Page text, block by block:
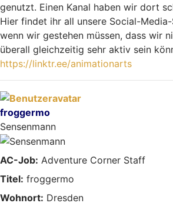
genutzt. Einen Kanal haben wir dort
Hier findet ihr all unsere Social-
wenn wir gestehen müssen, dass wir
überall gleichzeitig sehr aktiv sein
https://linktr.ee/animationarts
froggermo
Sensenmann
AC-Job: Adventure Corner Staff
Titel: froggermo
Wohnort: Dresden